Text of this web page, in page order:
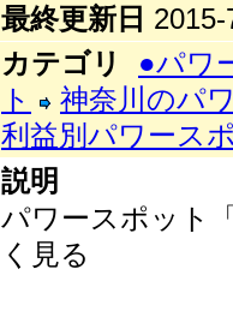
最終更新日
カテゴリ
●パワ
ト
神奈川のパ
利益別パワース
説明
パワースポット
く見る